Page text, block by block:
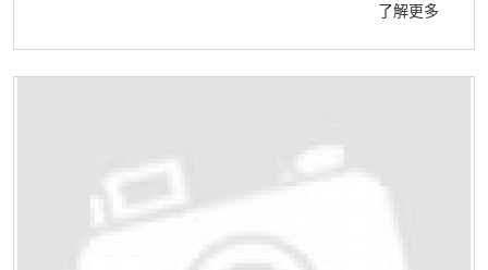
本會創會主席梁天偉先生、多位前主席、資深會員、各
了解更多